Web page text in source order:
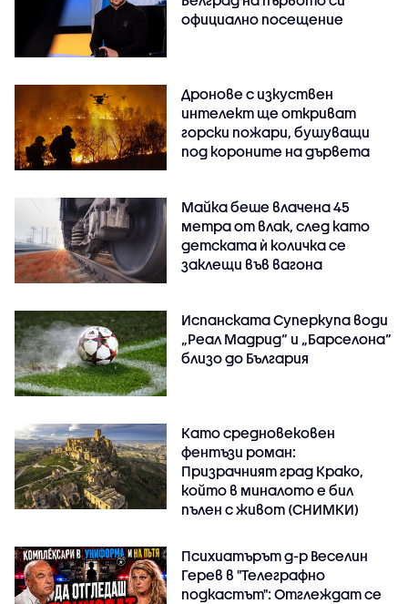
официално посещение
Дронове с изкуствен
интелект ще откриват
горски пожари, бушуващи
под короните на дървета
Майка беше влачена 45
метра от влак, след като
детската ѝ количка се
заклещи във вагона
Испанската Суперкупа води
„Реал Мадрид“ и „Барселона“
близо до България
Като средновековен
фентъзи роман:
Призрачният град Крако,
който в миналото е бил
пълен с живот (СНИМКИ)
Психиатърът д-р Веселин
Герев в "Телеграфно
подкастът": Отглеждат се